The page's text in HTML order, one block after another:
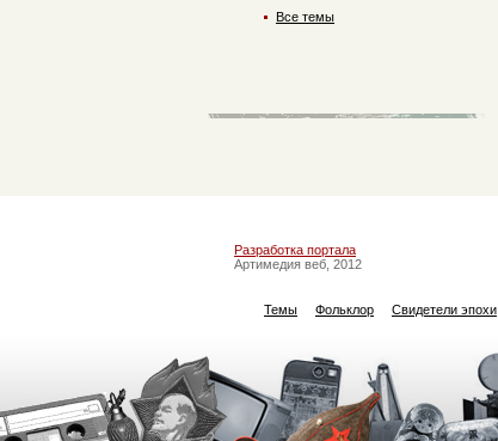
Все темы
Разработка портала
Артимедия веб, 2012
Темы Фольклор Свидетели эпохи